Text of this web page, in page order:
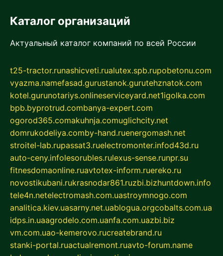
Каталог организаций
Актуальный каталог компаний по всей России
t25-tractor.runashicveti.rualutex.spb.rupobetonu.com
vyazma.namefasad.gurustanok.gurutehznatok.com
kotel.gurunotariys.onlineserviceyard.net1igolka.com
bpb.byprotrud.combanya-expert.com
ogorod365.comakuhnja.comuglichcity.net
domrukodeliya.comby-hand.ruenergomash.net
stroitel-lab.rupassat3.ruelectromonter.infod43d.ru
auto-ceny.infolesorubles.rulexus-sense.runpr.su
fitnesdomaonline.ruavtotex-inform.ruereko.ru
novostikubani.rukrasnodar861.ruzbi.bizhuntdown.info
tele4n.netelectromash.com.uastroymnogo.com
analitica.kiev.uasarny.net.uablogua.orgcobalts.com.ua
idps.in.uaagrodelo.com.uanfa.com.uazbi.biz
vm.com.uao-kemerovo.rucreatebrand.ru
stanki-portal.ruactualremont.ruavto-forum.name